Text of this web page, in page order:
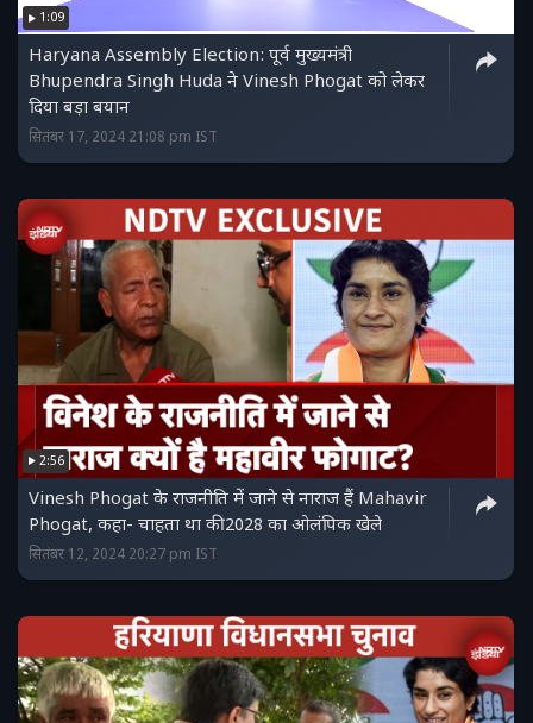
1:09
Haryana Assembly Election: पूर्व मुख्यमंत्री
Bhupendra Singh Huda ने Vinesh Phogat को लेकर
दिया बड़ा बयान
सितंबर 17, 2024 21:08 pm IST
2:56
Vinesh Phogat के राजनीति में जाने से नाराज हैं Mahavir
Phogat, कहा- चाहता था की 2028 का ओलंपिक खेले
सितंबर 12, 2024 20:27 pm IST